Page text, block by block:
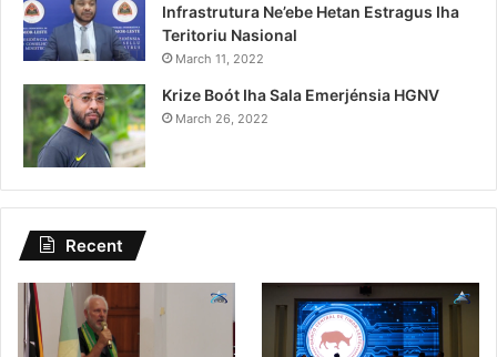
Infrastrutura Ne’ebe Hetan Estragus Iha
Teritoriu Nasional
March 11, 2022
Krize Boót Iha Sala Emerjénsia HGNV
March 26, 2022
Recent